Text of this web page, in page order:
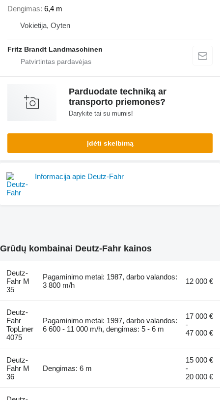
Dengimas 6,4 m
Vokietija, Oyten
Fritz Brandt Landmaschinen
Parduodate techniką ar
transporto priemones?
Darykite tai su mumis!
Įdėti skelbimą
Informacija apie Deutz-Fahr
Grūdų kombainai Deutz-Fahr kainos
Deutz-
Fahr M
35
Pagaminimo metai: 1987, darbo valandos:
3 800 m/h
12 000 €
Deutz-
Fahr
TopLiner
4075
Pagaminimo metai: 1997, darbo valandos:
6 600 - 11 000 m/h, dengimas: 5 - 6 m
17 000 €
-
47 000 €
Deutz-
Fahr M
36
Dengimas: 6 m
15 000 €
-
20 000 €